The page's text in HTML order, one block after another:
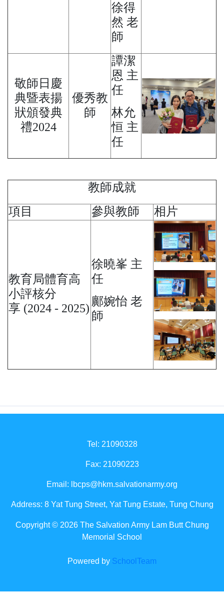
徐得
然 老
師
敬師日慶
典暨表揚
狀頒發典
禮2024
優秀教
師
譚潔
恩 主
任
林允
恒 主
任
教師成就
項目
參與教師 相片
教育局體育高
小評核分
享 (2024 - 2025)
徐曉峯 主
任
鄺婉怡 老
師
Tel: 21090328
Fax: 21090223
Email: lbcps@hkm.salvationarmy.org
Address: 8 Yat Tung Street, Yat Tung Estate, Tung Chung
Copyright © 2026 The Salvation Army Lam Butt Chung
Memorial School
Powered by SchoolTeam